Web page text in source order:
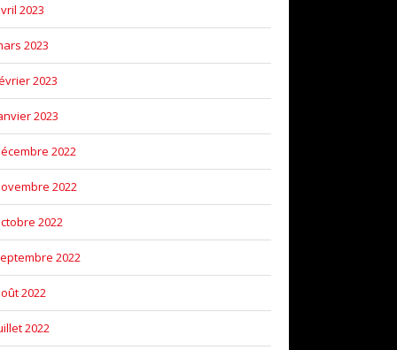
2023
2023
2023
2023
2022
2022
2022
2022
2022
2022